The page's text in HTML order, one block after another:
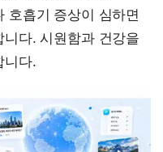
호흡기 증상이 심하면
다. 시원함과 건강을
니다.